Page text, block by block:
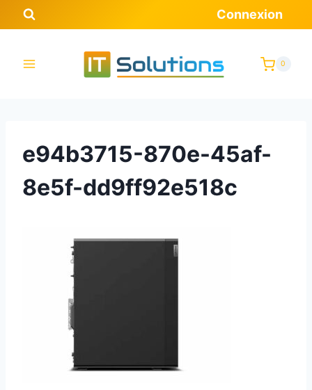
Aller
au
Connexion
0
e94b3715-870e-45af-
8e5f-dd9ff92e518c